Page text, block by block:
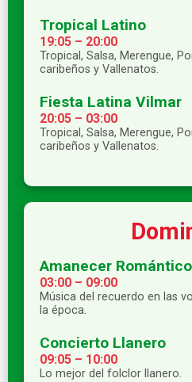
Tropical Latino
19:05 – 20:00
Tropical, Salsa, Merengue,
caribeños y Vallenatos.
Fiesta Latina Vilmar
20:05 – 03:00
Tropical, Salsa, Merengue,
caribeños y Vallenatos.
Amanecer Romántico
03:00 – 09:00
Música del recuerdo en las
la época.
Concierto Llanero
09:05 – 10:00
Lo mejor del folclor llanero.